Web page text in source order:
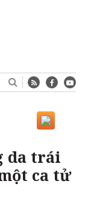
da trái
ca tử